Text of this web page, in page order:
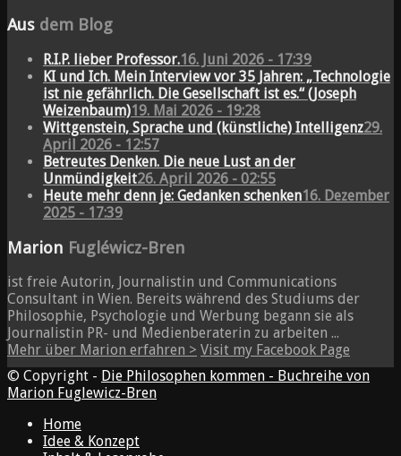
Aus dem Blog
R.I.P. lieber Professor.16. Juni 2026 - 17:39
KI und Ich. Mein Interview vor 35 Jahren: „Technologie
ist nie gefährlich. Die Gesellschaft ist es.“ (Joseph
Weizenbaum)19. Mai 2026 - 19:28
Wittgenstein, Sprache und (künstliche) Intelligenz29.
April 2026 - 12:57
Betreutes Denken. Die neue Lust an der
Unmündigkeit26. April 2026 - 02:55
Heute mehr denn je: Gedanken schenken16. Dezember
2025 - 17:39
Marion Fugléwicz-Bren
ist freie Autorin, Journalistin und Communications
Consultant in Wien. Bereits während des Studiums der
Philosophie, Psychologie und Werbung begann sie als
Journalistin PR- und Medienberaterin zu arbeiten ...
Mehr über Marion erfahren > Visit my Facebook Page
© Copyright - Die Philosophen kommen - Buchreihe von
Marion Fuglewicz-Bren
Home
Idee & Konzept